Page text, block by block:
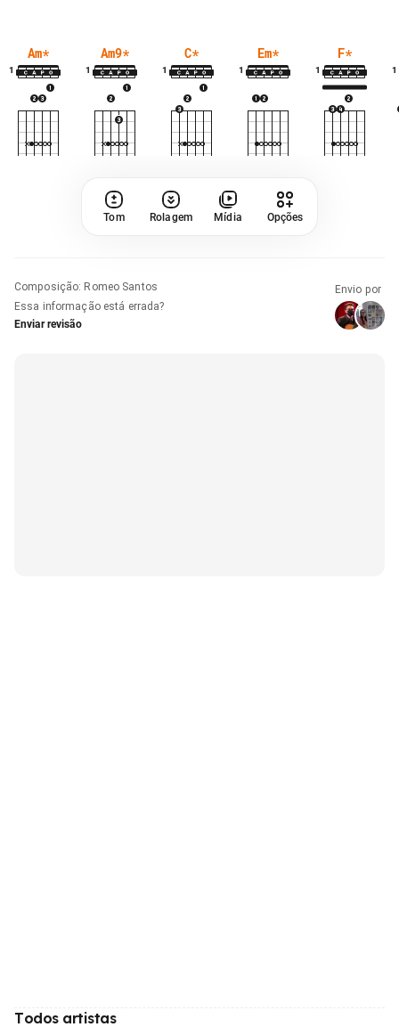
Am*
1
Am9*
1
C*
1
Em*
1
F*
1 1
Tom Rolagem Mídia Opções
Composição: Romeo Santos
Essa informação está errada?
Enviar revisão
Envio por
Todos artistas